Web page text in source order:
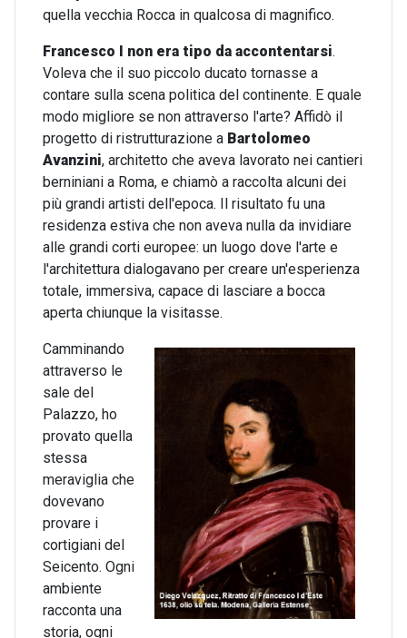
quella vecchia Rocca in qualcosa di magnifico.
Francesco I non era tipo da accontentarsi.
Voleva che il suo piccolo ducato tornasse a
contare sulla scena politica del continente. E quale
modo migliore se non attraverso l'arte? Affidò il
progetto di ristrutturazione a Bartolomeo
Avanzini, architetto che aveva lavorato nei cantieri
berniniani a Roma, e chiamò a raccolta alcuni dei
più grandi artisti dell'epoca. Il risultato fu una
residenza estiva che non aveva nulla da invidiare
alle grandi corti europee: un luogo dove l'arte e
l'architettura dialogavano per creare un'esperienza
totale, immersiva, capace di lasciare a bocca
aperta chiunque la visitasse.
Camminando
attraverso le
sale del
Palazzo, ho
provato quella
stessa
meraviglia che
dovevano
provare i
cortigiani del
Seicento. Ogni
ambiente
racconta una
storia, ogni